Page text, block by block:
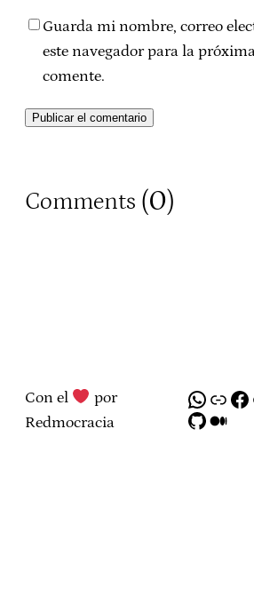
Guarda mi nombre, correo
este navegador para la
comente.
Comments (0)
Con el
por
Redmocracia
GitHub